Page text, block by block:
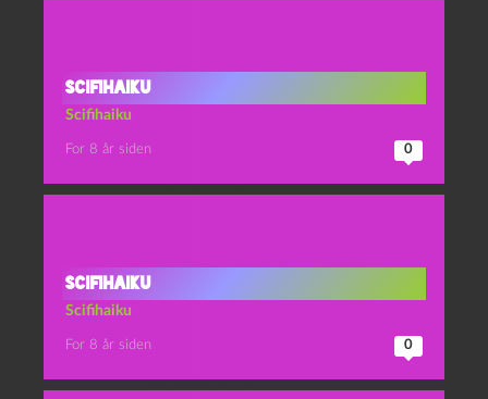
Scifihaiku
Scifihaiku
For 8 år siden 0
Scifihaiku
Scifihaiku
For 8 år siden 0